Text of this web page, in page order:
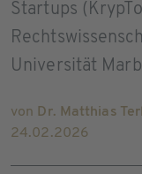
Startups
Universität
von Dr. Matthias
24.02.2026